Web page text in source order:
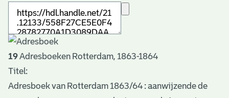
19Adresboeken Rotterdam, 1863-1864
Titel:
Adresboek van Rotterdam 1863/64 : aanwijzende de